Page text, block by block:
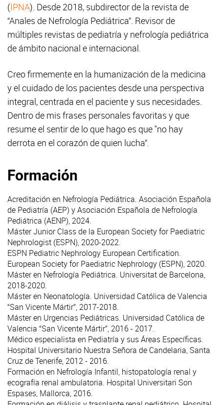
(IPNA). Desde 2018, subdirector de la revista de
“Anales de Nefrología Pediátrica”. Revisor de
múltiples revistas de pediatría y nefrología pediátrica
de ámbito nacional e internacional.
Creo firmemente en la humanización de la medicina
y el cuidado de los pacientes desde una perspectiva
integral, centrada en el paciente y sus necesidades.
Dentro de mis frases personales favoritas y que
resume el sentir de lo que hago es que "no hay
derrota en el corazón de quien lucha”.
Formación
Acreditación en Nefrología Pediátrica. Asociación Española
de Pediatría (AEP) y Asociación Española de Nefrología
Pediátrica (AENP), 2024.
Máster Junior Class de la European Society for Paediatric
Nephrologist (ESPN), 2020-2022.
ESPN Pediatric Nephrology European Certification.
European Society for Paediatric Nephrology (ESPN), 2020.
Máster en Nefrología Pediátrica. Universitat de Barcelona,
2018-2020.
Máster en Neonatología. Universidad Católica de Valencia
“San Vicente Mártir”, 2017-2018.
Máster en Urgencias Pediátricas. Universidad Católica de
Valencia “San Vicente Mártir”, 2016 - 2017.
Médico especialista en Pediatría y sus Áreas Específicas.
Hospital Universitario Nuestra Señora de Candelaria, Santa
Cruz de Tenerife, 2012 - 2016.
Formación en Nefrología Infantil, histopatología renal y
ecografía renal ambulatoria. Hospital Universitari Son
Espases, Mallorca, 2016.